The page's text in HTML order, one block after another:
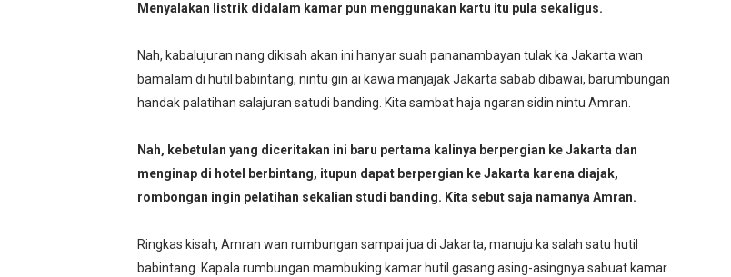
PKI Muncul, Kenapa Tidak ?
Umat Islam Bersatu, Mungkinkah ?
Selamat Atas Kelahiran Kepada Yang Pernah Dilahirkan
Antara Pilkada dan Permainan Sepakbola
Tuhan, Kenalan Dong......
Menyalakan listrik didalam kamar pun menggunakan kartu itu pula sekaligus.
Nah, kabalujuran nang dikisah akan ini hanyar suah pananambayan tulak ka Jakarta wan
bamalam di hutil babintang, nintu gin ai kawa manjajak Jakarta sabab dibawai, barumbungan
handak palatihan salajuran satudi banding. Kita sambat haja ngaran sidin nintu Amran.
Nah, kebetulan yang diceritakan ini baru pertama kalinya berpergian ke Jakarta dan
menginap di hotel berbintang, itupun dapat berpergian ke Jakarta karena diajak,
rombongan ingin pelatihan sekalian studi banding. Kita sebut saja namanya Amran.
Ringkas kisah, Amran wan rumbungan sampai jua di Jakarta, manuju ka salah satu hutil
babintang. Kapala rumbungan mambuking kamar hutil gasang asing-asingnya sabuat kamar